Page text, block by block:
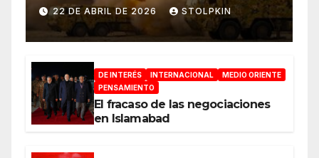
22 DE ABRIL DE 2026 STOLPKIN
DE INTERÉS INTERNACIONAL
MEDIO ORIENTE
PENSAMIENTO
El fracaso de las negociaciones
en Islamabad